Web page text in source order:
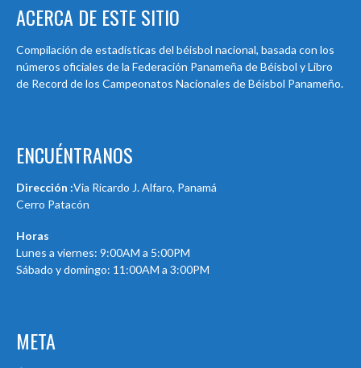
ACERCA DE ESTE SITIO
Compilación de estadísticas del béisbol nacional, basada con los
números oficiales de la Federación Panameña de Béisbol y Libro
de Record de los Campeonatos Nacionales de Béisbol Panameño.
ENCUÉNTRANOS
Dirección :Via Ricardo J. Alfaro, Panamá
Cerro Patacón
Horas
Lunes a viernes: 9:00AM a 5:00PM
Sábado y domingo: 11:00AM a 3:00PM
META